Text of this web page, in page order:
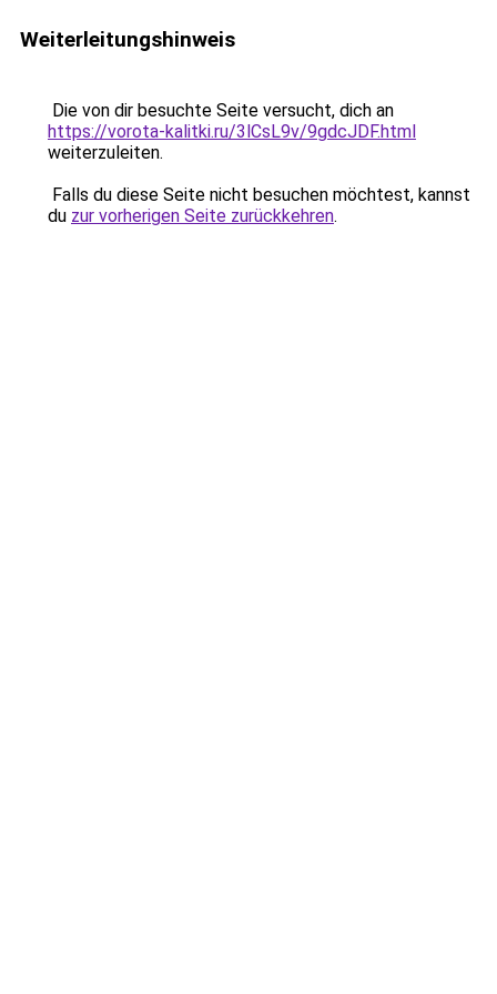
Weiterleitungshinweis
Die von dir besuchte Seite versucht, dich an
https://vorota-kalitki.ru/3lCsL9v/9gdcJDF.html
weiterzuleiten.
Falls du diese Seite nicht besuchen möchtest, kannst
du zur vorherigen Seite zurückkehren.